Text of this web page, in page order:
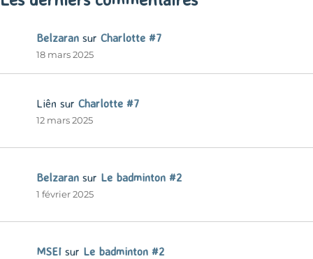
Belzaran sur Charlotte #7
18 mars 2025
Liên sur Charlotte #7
12 mars 2025
Belzaran sur Le badminton #2
1 février 2025
MSEI sur Le badminton #2